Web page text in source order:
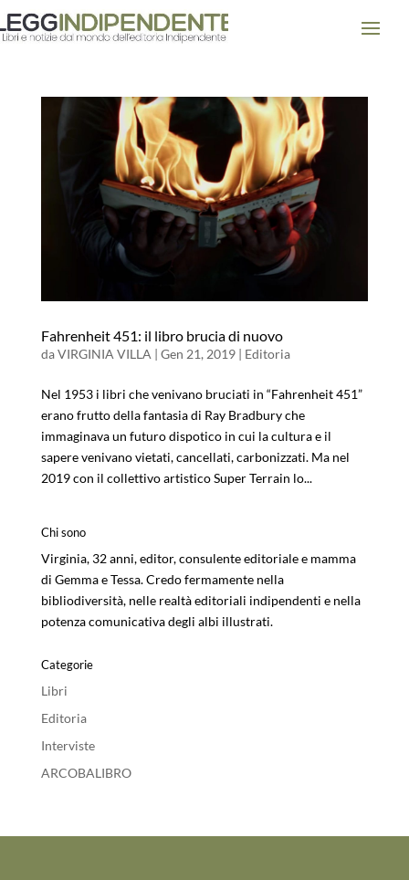
Fahrenheit 451: il libro brucia di nuovo
daVIRGINIA VILLA | Gen 21, 2019| Editoria
Nel 1953 i libri che venivano bruciati in “Fahrenheit 451”
erano frutto della fantasia di Ray Bradbury che
immaginava un futuro dispotico in cui la cultura e il
sapere venivano vietati, cancellati, carbonizzati. Ma nel
2019 con il collettivo artistico Super Terrain lo...
Chi sono
Virginia, 32 anni, editor, consulente editoriale e mamma
di Gemma e Tessa. Credo fermamente nella
bibliodiversità, nelle realtà editoriali indipendenti e nella
potenza comunicativa degli albi illustrati.
Categorie
Libri
Editoria
Interviste
ARCOBALIBRO